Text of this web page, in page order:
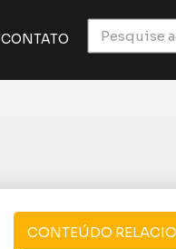
CONTATO
CONTEÚDO